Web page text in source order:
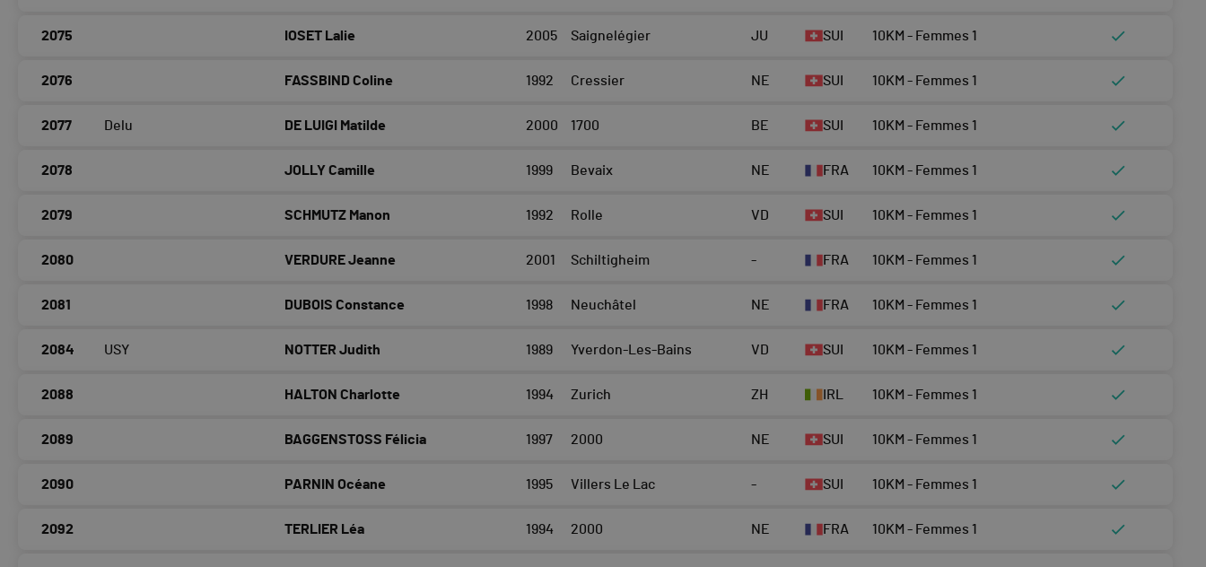
2075 IOSET Lalie 2005 Saignelégier JU SUI 10KM - Femmes 1
2076 FASSBIND Coline 1992 Cressier NE SUI 10KM - Femmes 1
2077 Delu DE LUIGI Matilde 2000 1700 BE SUI 10KM - Femmes 1
2078 JOLLY Camille 1999 Bevaix NE FRA 10KM - Femmes 1
2079 SCHMUTZ Manon 1992 Rolle VD SUI 10KM - Femmes 1
2080 VERDURE Jeanne 2001 Schiltigheim - FRA 10KM - Femmes 1
2081 DUBOIS Constance 1998 Neuchâtel NE FRA 10KM - Femmes 1
2084 USY NOTTER Judith 1989 Yverdon-Les-Bains VD SUI 10KM - Femmes 1
2088 HALTON Charlotte 1994 Zurich ZH IRL 10KM - Femmes 1
2089 BAGGENSTOSS Félicia 1997 2000 NE SUI 10KM - Femmes 1
2090 PARNIN Océane 1995 Villers Le Lac - SUI 10KM - Femmes 1
2092 TERLIER Léa 1994 2000 NE FRA 10KM - Femmes 1